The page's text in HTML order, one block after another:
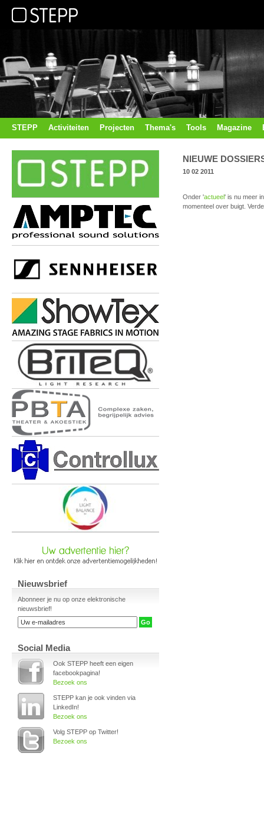
STEPP Activiteiten Projecten Thema's Tools Magazine
Nieuwsbrief
Abonneer je nu op onze elektronische
nieuwsbrief!
Social Media
Ook STEPP heeft een eigen
facebookpagina!
Bezoek ons
STEPP kan je ook vinden via
LinkedIn!
Bezoek ons
Volg STEPP op Twitter!
Bezoek ons
NIEUWE
10 02 2011
Onder 'actueel' is nu meer
momenteel over buigt.